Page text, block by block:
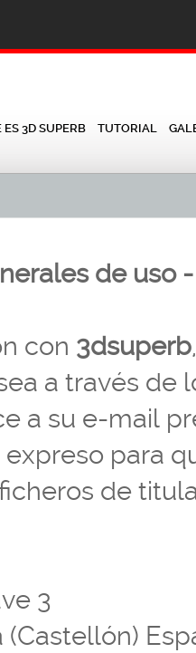
ES 3D SUPERB TUTORIAL
de uso
con 3dsuperb
a través de
a su e-mail
para
de
3
(Castellón)